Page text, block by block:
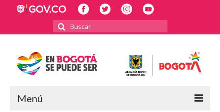
Buscar
por:
Menú